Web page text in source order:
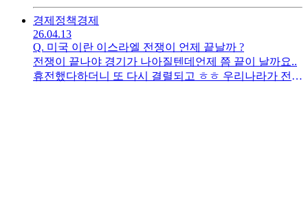
로드를 추천 해주세요^^
경제정책경제
26.04.13
Q. 미국 이란 이스라엘 전쟁이 언제 끝날까 ?
전쟁이 끝나야 경기가 나아질텐데언제 쯤 끝이 날까요..
휴전했다하더니 또 다시 결렬되고 ㅎㅎ 우리나라가 전쟁